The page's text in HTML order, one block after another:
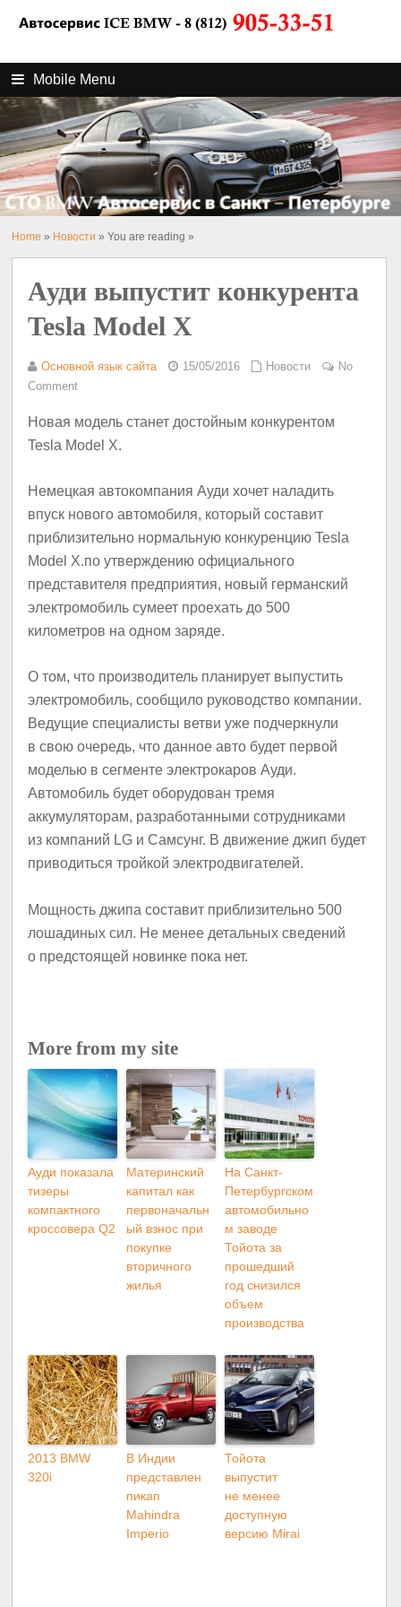
Mobile Menu
Home » Новости » You are reading »
Ауди выпустит конкурента
Tesla Model X
Основной язык сайта 15/05/2016 Новости
No
Comment
Новая модель станет достойным конкурентом
Tesla Model X.
Немецкая автокомпания Ауди хочет наладить
впуск нового автомобиля, который составит
приблизительно нормальную конкуренцию Tesla
Model X.по утверждению официального
представителя предприятия, новый германский
электромобиль сумеет проехать до 500
километров на одном заряде.
О том, что производитель планирует выпустить
электромобиль, сообщило руководство компании.
Ведущие специалисты ветви уже подчеркнули
в свою очередь, что данное авто будет первой
моделью в сегменте электрокаров Ауди.
Автомобиль будет оборудован тремя
аккумуляторам, разработанными сотрудниками
из компаний LG и Самсунг. В движение джип будет
приводиться тройкой электродвигателей.
Мощность джипа составит приблизительно 500
лошадиных сил. Не менее детальных сведений
о предстоящей новинке пока нет.
More from my site
Ауди показала
тизеры
компактного
кроссовера Q2
Материнский
капитал как
первоначальн
ый взнос при
покупке
вторичного
жилья
На Санкт-
Петербургском
автомобильно
м заводе
Тойота за
прошедший
год снизился
объем
производства
2013 BMW
320i
В Индии
представлен
пикап
Mahindra
Imperio
Тойота
выпустит
не менее
доступную
версию Mirai